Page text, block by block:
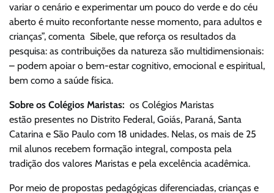
variar o cenário e experimentar um pouco do verde e do céu
aberto é muito reconfortante nesse momento, para adultos e
crianças”, comenta Sibele, que reforça os resultados da
pesquisa: as contribuições da natureza são multidimensionais:
– podem apoiar o bem-estar cognitivo, emocional e espiritual,
bem como a saúde física.
Sobre os Colégios Maristas: os Colégios Maristas
estão presentes no Distrito Federal, Goiás, Paraná, Santa
Catarina e São Paulo com 18 unidades. Nelas, os mais de 25
mil alunos recebem formação integral, composta pela
tradição dos valores Maristas e pela excelência acadêmica.
Por meio de propostas pedagógicas diferenciadas, crianças e